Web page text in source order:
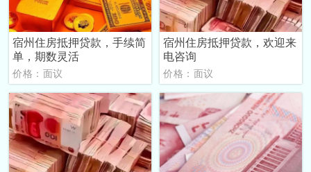
宿州住房抵押贷款，手续简
单，期数灵活
价格：面议
宿州住房抵押贷款，欢迎来
电咨询
价格：面议